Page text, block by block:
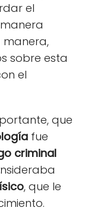
el
sobre esta
el
que
fue
criminal
, que le